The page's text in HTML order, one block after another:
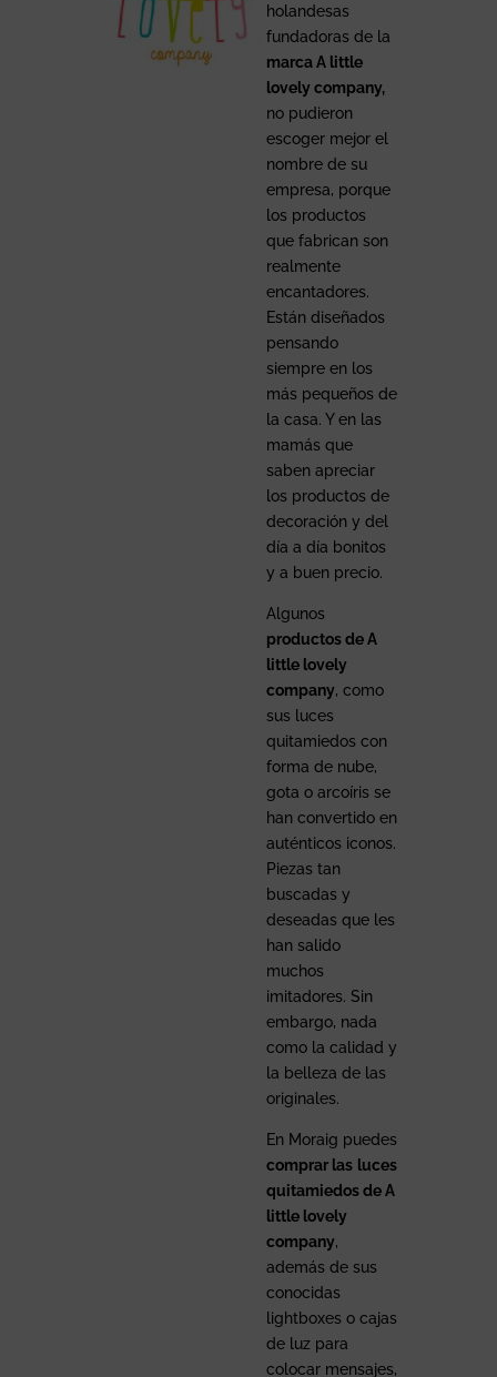
holandesas
fundadoras de la
marca A little
lovely company,
no pudieron
escoger mejor el
nombre de su
empresa, porque
los productos
que fabrican son
realmente
encantadores.
Están diseñados
pensando
siempre en los
más pequeños de
la casa. Y en las
mamás que
saben apreciar
los productos de
decoración y del
día a día bonitos
y a buen precio.
Algunos
productos de A
little lovely
company, como
sus luces
quitamiedos con
forma de nube,
gota o arcoíris se
han convertido en
auténticos iconos.
Piezas tan
buscadas y
deseadas que les
han salido
muchos
imitadores. Sin
embargo, nada
como la calidad y
la belleza de las
originales.
En Moraig puedes
comprar las luces
quitamiedos de A
little lovely
company,
además de sus
conocidas
lightboxes o cajas
de luz para
colocar mensajes,